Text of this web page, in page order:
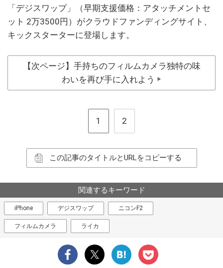
「デジスワップ」（早期支援価格：アタッチメントセ
ット 2万3500円）がクラウドファンディングサイト、
キックスターターに登場します。
【次ページ】手持ちのフィルムカメラ独特の味
わいを再び手に入れよう
▶
1 2
この記事のタイトルとURLをコピーする
関連するキーワード
iPhone デジスワップ ニコンF2
フィルムカメラ ライカ